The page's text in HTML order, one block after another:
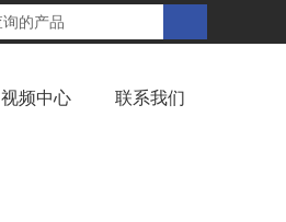
视频中心 联系我们